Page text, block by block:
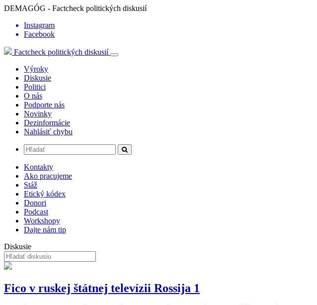
DEMAGÓG - Factcheck politických diskusií
Instagram
Facebook
Factcheck politických diskusií
Výroky
Diskusie
Politici
O nás
Podporte nás
Novinky
Dezinformácie
Nahlásiť chybu
Kontakty
Ako pracujeme
Stáž
Etický kódex
Donori
Podcast
Workshopy
Dajte nám tip
Diskusie
Fico v ruskej štátnej televízii Rossija 1